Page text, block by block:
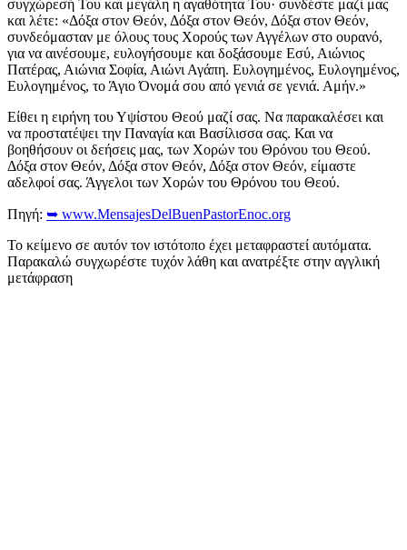
συγχώρεσή Του και μεγάλη η αγαθότητα Του· συνδέστε μαζί μας
και λέτε: «Δόξα στον Θεόν, Δόξα στον Θεόν, Δόξα στον Θεόν,
συνδεόμασταν με όλους τους Χορούς των Αγγέλων στο ουρανό,
για να αινέσουμε, ευλογήσουμε και δοξάσουμε Εσύ, Αιώνιος
Πατέρας, Αιώνια Σοφία, Αιώνι Αγάπη. Ευλογημένος, Ευλογημένος,
Ευλογημένος, το Άγιο Όνομά σου από γενιά σε γενιά. Αμήν.»
Είθει η ειρήνη του Υψίστου Θεού μαζί σας. Να παρακαλέσει και
να προστατέψει την Παναγία και Βασίλισσα σας. Και να
βοηθήσουν οι δεήσεις μας, των Χορών του Θρόνου του Θεού.
Δόξα στον Θεόν, Δόξα στον Θεόν, Δόξα στον Θεόν, είμαστε
αδελφοί σας. Άγγελοι των Χορών του Θρόνου του Θεού.
Πηγή: ➥ www.MensajesDelBuenPastorEnoc.org
Το κείμενο σε αυτόν τον ιστότοπο έχει μεταφραστεί αυτόματα.
Παρακαλώ συγχωρέστε τυχόν λάθη και ανατρέξτε στην αγγλική
μετάφραση